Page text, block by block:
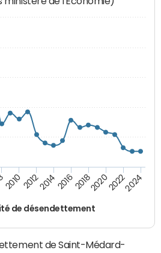
de désendettement
2010 2012201420162018202020222024
de Saint-Médard-